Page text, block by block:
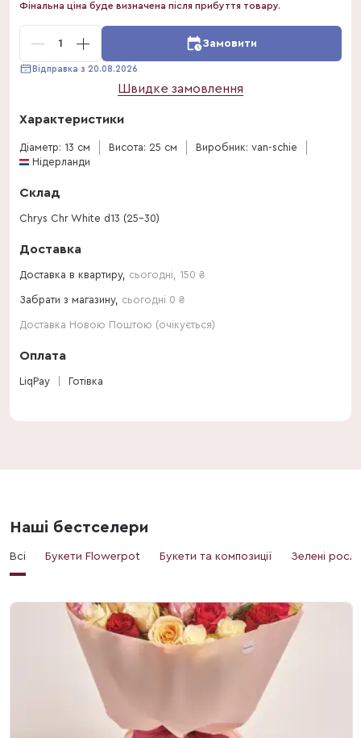
Фінальна ціна буде визначена після прибуття товару.
1 Замовити
Відправка з 20.08.2026
Швидке замовлення
Характеристики
Діаметр: 13 см Висота: 25 см
Виробник: van-schie
Нідерланди
Склад
Chrys Chr White d13 (25-30)
Доставка
Доставка в квартиру, сьогодні 150 ₴
Забрати з магазину, сьогодні 0 ₴
Доставка Новою Поштою (очікується)
Оплата
LiqPay Готівка
Наші бестселери
Всі Букети Flowerpot Букети та композиції Зелені